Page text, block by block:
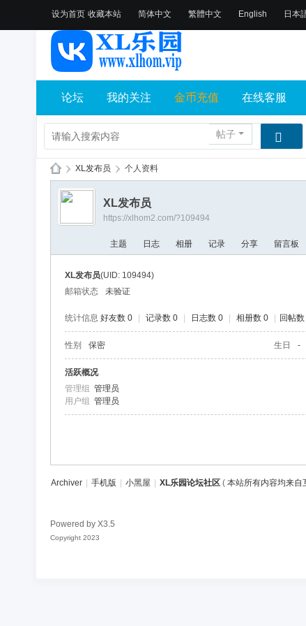
设为首页 收藏本站 简体中文 繁體中文 English 日本
论坛 我的关注 金币充值 在线客服
帖子
X
乐
› XL发布员 › 个人资料
XL发布员
https://xlhom2.com/?109494
主题 日志 相册 记录 分享 留言板
XL发布员(UID: 109494)
邮箱状态
未验证
统计信息 好友数 0 记录数 0 日志数 0 相册数 0 回帖
性别 保密 生日 -
活跃概况
管理组 管理员
用户组 管理员
Archiver 手机版 小黑屋 XL乐园论坛社区 ( 本站所有内容均来自
Powered by X3.5
Copyright 2023